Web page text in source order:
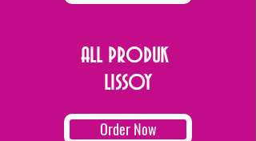
ALL PRODUK
LISSOY
Order Now